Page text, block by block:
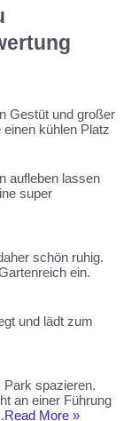
Gestüt und großer
kühlen Platz
aufleben lassen
super
schön ruhig.
ein.
und lädt zum
Park spazieren.
an einer Führung
Read More »